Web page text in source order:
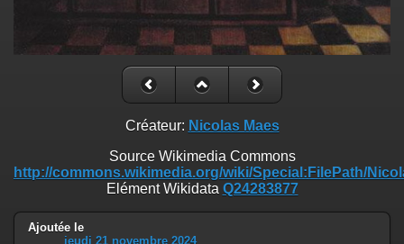
Créateur: Nicolas Maes
Source Wikimedia Commons
http://commons.wikimedia.org/wiki/Special:FilePath/
Elément Wikidata Q24283877
Ajoutée le
jeudi 21 novembre 2024